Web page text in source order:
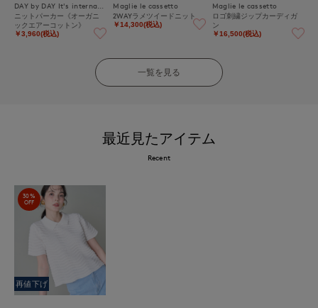
ニットパーカー《オーガニ
ックエアーコットン》
￥3,960(税込)
Maglie le cassetto
2WAYラメツイードニット
￥14,300(税込)
Maglie le cassetto
ロゴ刺繍ジップカーディガ
ン
￥16,500(税込)
一覧を見る
最近見たアイテム
Recent
30%
OFF
再値下げ